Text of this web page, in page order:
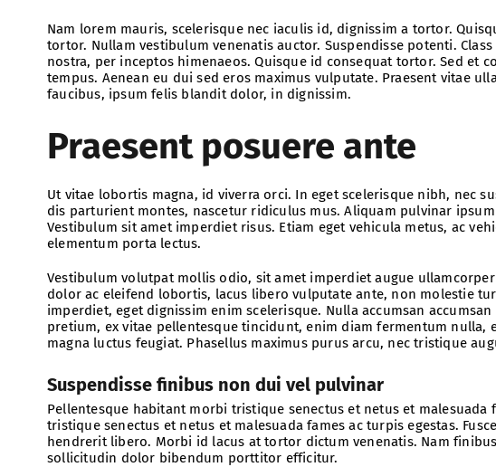
Nam lorem mauris, scelerisque nec iaculis id, dignissim a tortor.
tortor. Nullam vestibulum venenatis auctor. Suspendisse potenti.
nostra, per inceptos himenaeos. Quisque id consequat tortor. Sed et
tempus. Aenean eu dui sed eros maximus vulputate. Praesent vitae
faucibus, ipsum felis blandit dolor, in dignissim.
Praesent posuere ante
Ut vitae lobortis magna, id viverra orci. In eget scelerisque nibh, nec
dis parturient montes, nascetur ridiculus mus. Aliquam pulvinar
Vestibulum sit amet imperdiet risus. Etiam eget vehicula metus, ac
elementum porta lectus.
Vestibulum volutpat mollis odio, sit amet imperdiet augue
dolor ac eleifend lobortis, lacus libero vulputate ante, non molestie
imperdiet, eget dignissim enim scelerisque. Nulla accumsan
pretium, ex vitae pellentesque tincidunt, enim diam fermentum nulla,
magna luctus feugiat. Phasellus maximus purus arcu, nec tristique
Suspendisse finibus non dui vel pulvinar
Pellentesque habitant morbi tristique senectus et netus et
tristique senectus et netus et malesuada fames ac turpis egestas.
hendrerit libero. Morbi id lacus at tortor dictum venenatis. Nam
sollicitudin dolor bibendum porttitor efficitur.